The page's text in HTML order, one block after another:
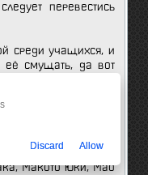
перевестись
среди учащихся, и
её смущать, да вот
заняться
академии
Так начнется
Макото Юки, Мао
Discard Allow